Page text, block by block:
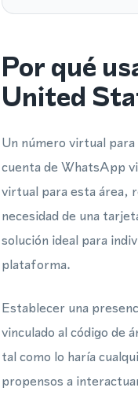
Por qué
United
Un número virtual
cuenta de WhatsApp
virtual para esta área,
necesidad de una
solución ideal para
plataforma.
Establecer una
vinculado al código de
tal como lo haría
propensos a